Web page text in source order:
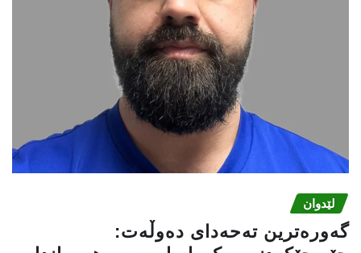
لێدوان
گەورەترین تەحەدای دەوڵەت: